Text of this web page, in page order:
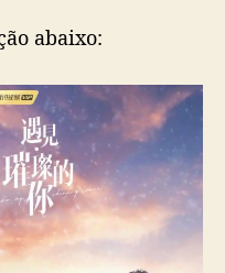
g
o
v
e
r
’
g
a
abaixo: